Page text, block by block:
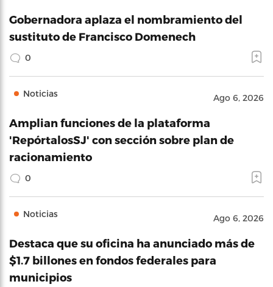
Gobernadora aplaza el nombramiento del
sustituto de Francisco Domenech
0
Noticias Ago 6, 2026
Amplian funciones de la plataforma
'RepórtalosSJ' con sección sobre plan de
racionamiento
0
Noticias Ago 6, 2026
Destaca que su oficina ha anunciado más de
$1.7 billones en fondos federales para
municipios